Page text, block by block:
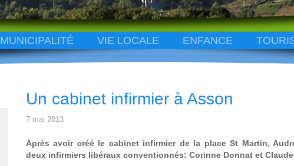
MUNICIPALITÉ VIE LOCALE ENFANCE
Un cabinet infirmier à Asson
7 mai 2013
Après avoir créé le cabinet infirmier de la place St Martin,
deux infirmiers libéraux conventionnés: Corinne Donnat et